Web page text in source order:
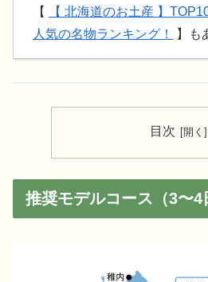
【
【 北海道のお土産 】
人気の名物ランキング！
】も
目次
推奨モデルコース（3〜4